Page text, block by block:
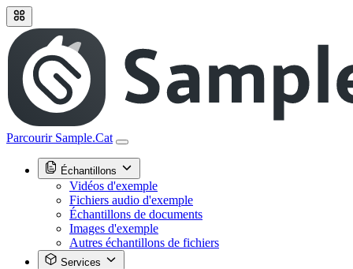
Parcourir Sample.Cat
Échantillons
Vidéos d'exemple
Fichiers audio d'exemple
Échantillons de documents
Images d'exemple
Autres échantillons de fichiers
Services